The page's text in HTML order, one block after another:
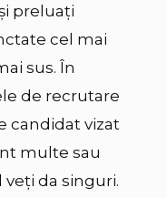
preluați
cel mai
sus. În
de recrutare
candidat vizat
multe sau
da singuri.